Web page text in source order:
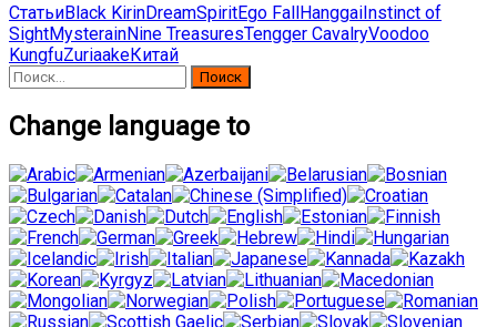
СтатьиBlack KirinDreamSpiritEgo FallHanggaiInstinct of
SightMysterainNine TreasuresTengger CavalryVoodoo
KungfuZuriaakeКитай
Найти:
Change language to